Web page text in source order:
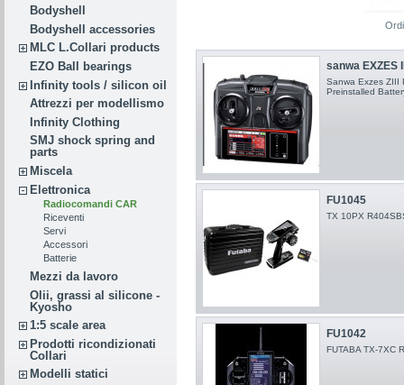
Bodyshell
Bodyshell accessories
MLC L.Collari products
EZO Ball bearings
Infinity tools / silicon oil
Attrezzi per modellismo
Infinity Clothing
SMJ shock spring and
parts
Miscela
Elettronica
Radiocomandi CAR
Riceventi
Servi
Accessori
Batterie
Mezzi da lavoro
Olii, grassi al silicone -
Kyosho
1:5 scale area
Prodotti ricondizionati
Collari
Modelli statici
sanwa EXZES
Sanwa Exzes ZIII
Preinstalled
FU1045
TX 10PX
FU1042
FUTABA TX-7XC